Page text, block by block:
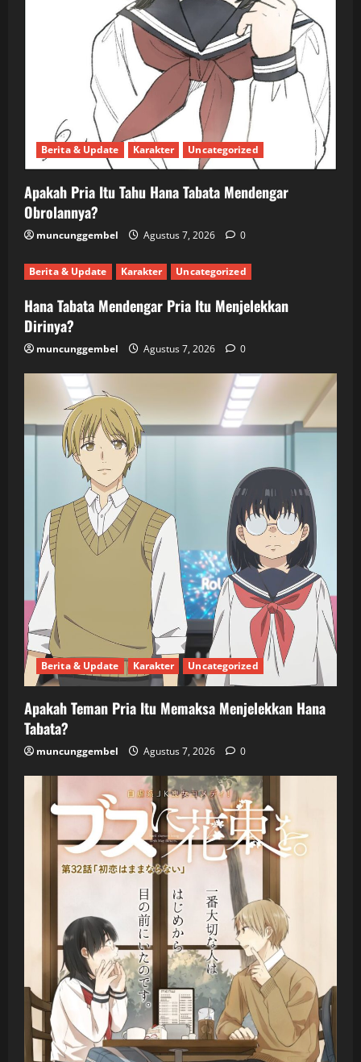
Berita & Update Karakter Uncategorized
Apakah Pria Itu Tahu Hana Tabata Mendengar
Obrolannya?
muncunggembel Agustus 7, 2026 0
Berita & Update Karakter Uncategorized
Hana Tabata Mendengar Pria Itu Menjelekkan
Dirinya?
muncunggembel Agustus 7, 2026 0
Berita & Update Karakter Uncategorized
Apakah Teman Pria Itu Memaksa Menjelekkan Hana
Tabata?
muncunggembel Agustus 7, 2026 0